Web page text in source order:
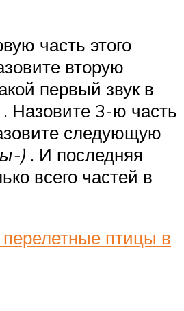
часть этого
вторую
первый звук в
. Назовите 3-ю часть
следующую
) . И последняя
всего частей в